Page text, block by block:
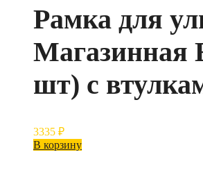
Рамка для
Магазинная
шт) с
3335 ₽
В корзину